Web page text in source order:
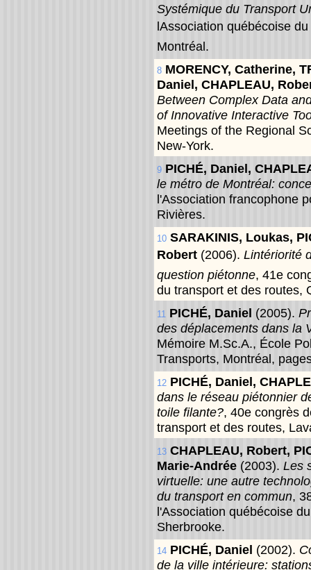
Systémique du Transport
lAssociation québécoise
Montréal.
8 MORENCY, Catherine,
Daniel, CHAPLEAU,
Between Complex Data
of Innovative Interactive
Meetings of the Regional
New-York.
9 PICHÉ, Daniel,
le métro de Montréal:
l'Association francophone
Rivières.
10 SARAKINIS, Loukas,
Robert (2006). Lintériorité
question piétonne, 41e
du transport et des routes,
11 PICHÉ, Daniel (2005).
des déplacements dans la
Mémoire M.Sc.A., École
Transports, Montréal,
12 PICHÉ, Daniel,
dans le réseau piétonnier
toile filante?, 40e congrès
transport et des routes,
13 CHAPLEAU, Robert,
Marie-Andrée (2003). Les
virtuelle: une autre
du transport en commun,
l'Association québécoise
Sherbrooke.
14 PICHÉ, Daniel (2002).
de la ville intérieure: